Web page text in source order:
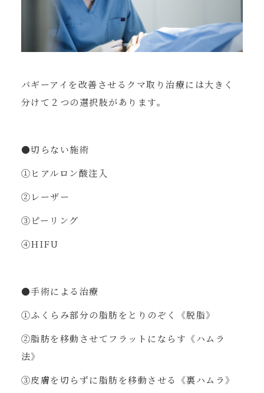
バギーアイを改善させるクマ取り治療には大きく
分けて２つの選択肢があります。
●切らない施術
①ヒアルロン酸注入
②レーザー
③ピーリング
④HIFU
●手術による治療
①ふくらみ部分の脂肪をとりのぞく《脱脂》
②脂肪を移動させてフラットにならす《ハムラ
法》
③皮膚を切らずに脂肪を移動させる《裏ハムラ》